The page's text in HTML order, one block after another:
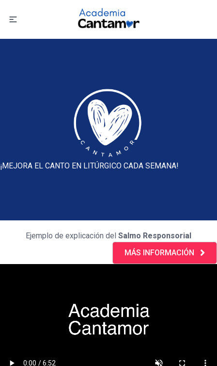
¡MEJORA EL CANTO EN LITÚRGICO CADA SEMANA!
Ejemplo de explicación del Salmo Responsorial
MÁS INFORMACIÓN